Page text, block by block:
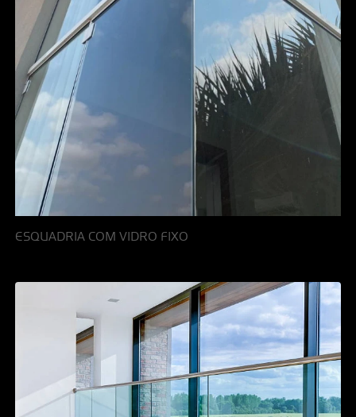
ESQUADRIA COM VIDRO FIXO